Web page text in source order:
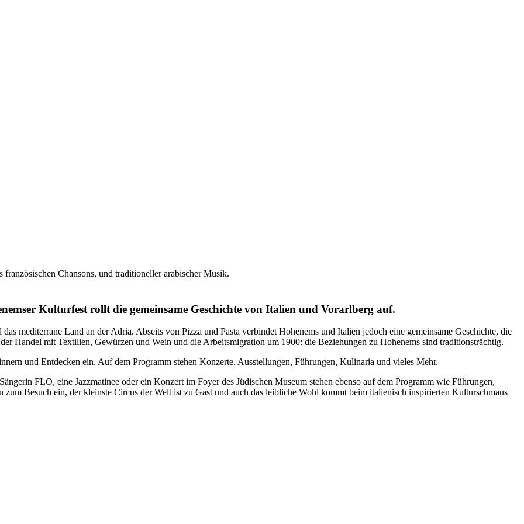
Chansons, und traditioneller arabischer Musik.
Kulturfest rollt die gemeinsame Geschichte von Italien und Vorarlberg auf.
mediterrane Land an der Adria. Abseits von Pizza und Pasta verbindet Hohenems und Italien jedoch eine gemeinsame Geschichte, die
Handel mit Textilien, Gewürzen und Wein und die Arbeitsmigration um 1900: die Beziehungen zu Hohenems sind traditionsträchtig.
und Entdecken ein. Auf dem Programm stehen Konzerte, Ausstellungen, Führungen, Kulinaria und vieles Mehr.
FLO, eine Jazzmatinee oder ein Konzert im Foyer des Jüdischen Museum stehen ebenso auf dem Programm wie Führungen,
Besuch ein, der kleinste Circus der Welt ist zu Gast und auch das leibliche Wohl kommt beim italienisch inspirierten Kulturschmaus